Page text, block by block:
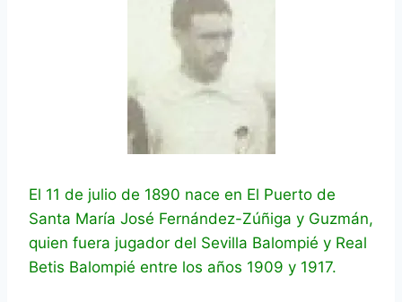
El 11 de julio de 1890 nace en El Puerto de
Santa María José Fernández-Zúñiga y Guzmán,
quien fuera jugador del Sevilla Balompié y Real
Betis Balompié entre los años 1909 y 1917.